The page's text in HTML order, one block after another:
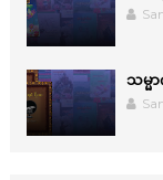
သမ္မ